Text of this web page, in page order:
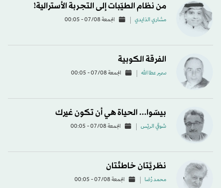
من نظام الطيّبات إلى التجربة الأسترالية!
مشاري الذايدي الجمعة 07/08 - 00:05
الفرقة الكوبية
سمير عطا الله الجمعة 07/08 - 00:05
بيسّوا... الحياة هي أن تكون غيرك
شوقي الريّس الجمعة 07/08 - 00:05
نظريَّتان خاطئتان
محمد رُضا الجمعة 07/08 - 00:05